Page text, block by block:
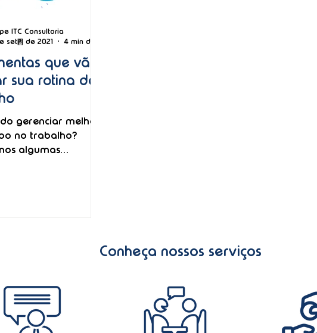
que vão
sua rotina de
gerenciar melhor
no trabalho?
algumas
ITC Consultoria
set. de 2021
Conheça nossos serviços